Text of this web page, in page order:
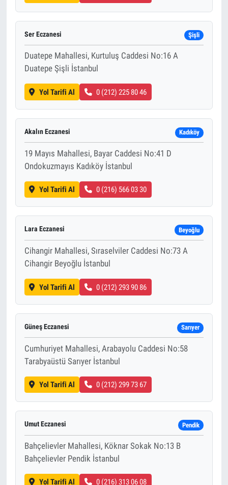
Ser Eczanesi Şişli
Duatepe Mahallesi, Kurtuluş Caddesi No:16 A
Duatepe Şişli İstanbul
Yol Tarifi Al 0 (212) 225 80 46
Akalın Eczanesi Kadıköy
19 Mayıs Mahallesi, Bayar Caddesi No:41 D
Ondokuzmayıs Kadıköy İstanbul
Yol Tarifi Al 0 (216) 566 03 30
Lara Eczanesi Beyoğlu
Cihangir Mahallesi, Sıraselviler Caddesi No:73 A
Cihangir Beyoğlu İstanbul
Yol Tarifi Al 0 (212) 293 90 86
Güneş Eczanesi Sarıyer
Cumhuriyet Mahallesi, Arabayolu Caddesi No:58
Tarabyaüstü Sarıyer İstanbul
Yol Tarifi Al 0 (212) 299 73 67
Umut Eczanesi Pendik
Bahçelievler Mahallesi, Köknar Sokak No:13 B
Bahçelievler Pendik İstanbul
Yol Tarifi Al 0 (216) 313 06 08